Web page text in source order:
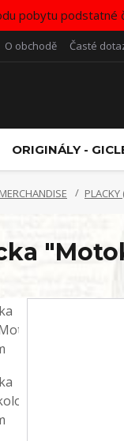
pobytu podstatné
O obchodě Časté
ORIGINÁLY -
MERCHANDISE